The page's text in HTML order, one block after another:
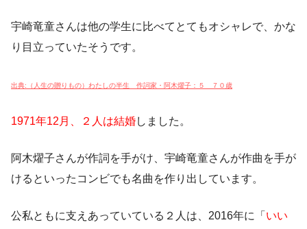
宇崎竜童さんは他の学生に比べてとてもオシャレで、かな
り目立っていたそうです。
出典:（人生の贈りもの）わたしの半生 作詞家・阿木燿子：５ ７０歳
1971年12月、２人は結婚しました。
阿木燿子さんが作詞を手がけ、宇崎竜童さんが作曲を手が
けるといったコンビでも名曲を作り出しています。
公私ともに支えあっていている２人は、2016年に「 いい